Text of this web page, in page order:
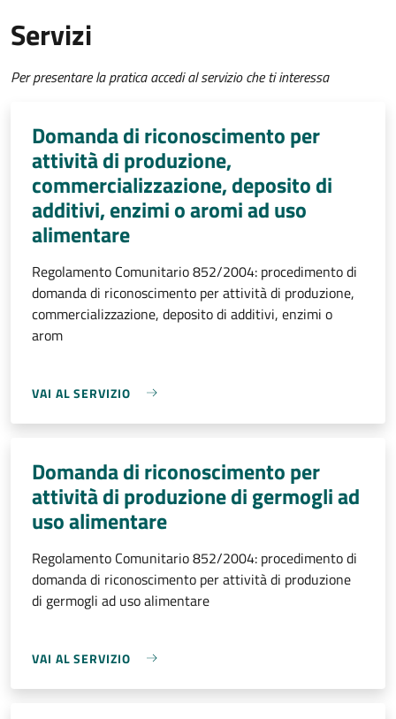
Servizi
Per presentare la pratica accedi al servizio che ti interessa
Domanda di riconoscimento per
attività di produzione,
commercializzazione, deposito di
additivi, enzimi o aromi ad uso
alimentare
Regolamento Comunitario 852/2004: procedimento di
domanda di riconoscimento per attività di produzione,
commercializzazione, deposito di additivi, enzimi o
arom
VAI AL SERVIZIO
Domanda di riconoscimento per
attività di produzione di germogli ad
uso alimentare
Regolamento Comunitario 852/2004: procedimento di
domanda di riconoscimento per attività di produzione
di germogli ad uso alimentare
VAI AL SERVIZIO